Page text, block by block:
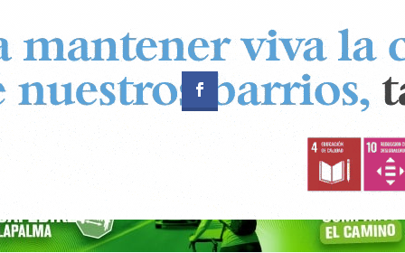
© Copyright 2024 Canal 11 La Palma.